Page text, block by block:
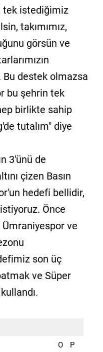
tek istediğimiz
takımımız,
görsün ve
Bu destek olmazsa
bu şehrin tek
birlikte sahip
tutalım" diye
3'ünü de
çizen Basın
hedefi bellidir,
Önce
Ümraniyespor ve
son üç
ve Süper
O P